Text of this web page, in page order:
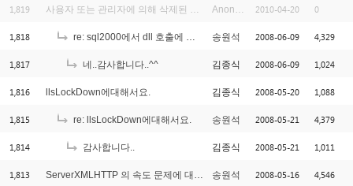
1,819 사용자 또는 관리자에 의해 삭제된 글입니다. Anonymous 2010-04-20 0
1,818 re: sql2000에서 dll 호출에 관해서요.. 송원석 2008-06-09 4,329
1,817 네..감사합니다..^^ 김종식 2008-06-09 1,024
1,816 llsLockDown에대해서요. 김종식 2008-05-20 1,088
1,815 re: llsLockDown에대해서요. 송원석 2008-05-21 4,379
1,814 감사합니다.. 김종식 2008-05-21 1,011
1,813 ServerXMLHTTP 의 속도 문제에 대해서 송원석 2008-05-16 4,546